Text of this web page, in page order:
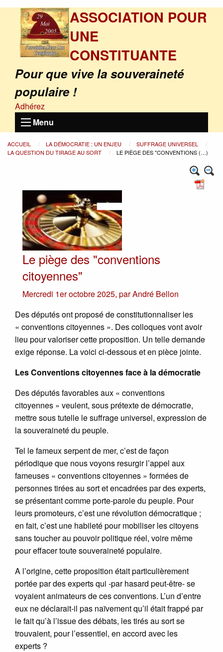
ASSOCIATION POUR
UNE
CONSTITUANTE
Pour que vive la souveraineté
populaire !
Adhérez
Menu
ACCUEIL LA DÉMOCRATIE : UN ENJEU
SUFFRAGE UNIVERSEL
LA QUESTION DU TIRAGE AU SORT
LE PIÈGE DES "CONVENTIONS (…)
Le piège des "conventions
citoyennes"
Mercredi 1er octobre 2025, parAndré Bellon
Des députés ont proposé de constitutionnaliser les
« conventions citoyennes ». Des colloques vont avoir
lieu pour valoriser cette proposition. Un telle demande
exige réponse. La voici ci-dessous et en pièce jointe.
Les Conventions citoyennes face à la démocratie
Des députés favorables aux « conventions
citoyennes » veulent, sous prétexte de démocratie,
mettre sous tutelle le suffrage universel, expression de
la souveraineté du peuple.
Tel le fameux serpent de mer, c’est de façon
périodique que nous voyons resurgir l’appel aux
fameuses « conventions citoyennes » formées de
personnes tirées au sort et encadrées par des experts,
se présentant comme porte-parole du peuple. Pour
leurs promoteurs, c’est une révolution démocratique ;
en fait, c’est une habileté pour mobiliser les citoyens
sans toucher au pouvoir politique réel, voire même
pour effacer toute souveraineté populaire.
A l’origine, cette proposition était particulièrement
portée par des experts qui -par hasard peut-être- se
voyaient animateurs de ces conventions. L’un d’entre
eux ne déclarait-il pas naïvement qu’il était frappé par
le fait qu’à l’issue des débats, les tirés au sort se
trouvaient, pour l’essentiel, en accord avec les
experts ?